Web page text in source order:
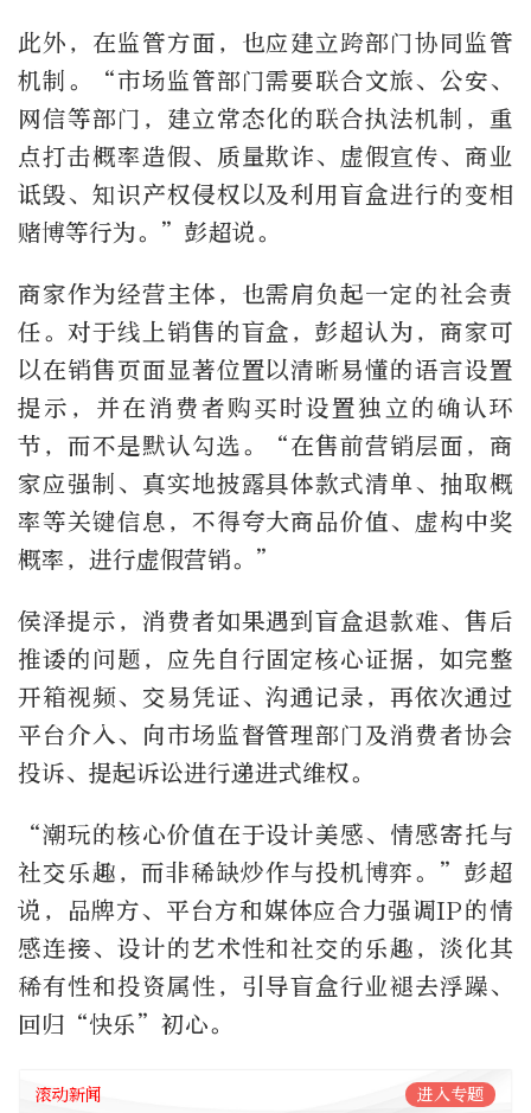
此外，在监管方面，也应建立跨部门协同监管
机制。“市场监管部门需要联合文旅、公安、
网信等部门，建立常态化的联合执法机制，重
点打击概率造假、质量欺诈、虚假宣传、商业
诋毁、知识产权侵权以及利用盲盒进行的变相
赌博等行为。”彭超说。
商家作为经营主体，也需肩负起一定的社会责
任。对于线上销售的盲盒，彭超认为，商家可
以在销售页面显著位置以清晰易懂的语言设置
提示，并在消费者购买时设置独立的确认环
节，而不是默认勾选。“在售前营销层面，商
家应强制、真实地披露具体款式清单、抽取概
率等关键信息，不得夸大商品价值、虚构中奖
概率，进行虚假营销。”
侯泽提示，消费者如果遇到盲盒退款难、售后
推诿的问题，应先自行固定核心证据，如完整
开箱视频、交易凭证、沟通记录，再依次通过
平台介入、向市场监督管理部门及消费者协会
投诉、提起诉讼进行递进式维权。
“潮玩的核心价值在于设计美感、情感寄托与
社交乐趣，而非稀缺炒作与投机博弈。”彭超
说，品牌方、平台方和媒体应合力强调IP的情
感连接、设计的艺术性和社交的乐趣，淡化其
稀有性和投资属性，引导盲盒行业褪去浮躁、
回归“快乐”初心。
滚动新闻 进入专题